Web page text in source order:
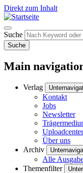
Direkt zum Inhalt
Suche
Suche
Main
Verlag
Kontakt
Jobs
Newsletter
Uploadcenter
Über uns
Archiv
Alle
Themenfilter